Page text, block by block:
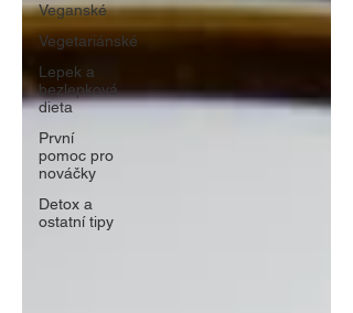
Veganské
Vegetariánské
Lepek a
bezlepková
dieta
První
pomoc pro
nováčky
Detox a
ostatní tipy